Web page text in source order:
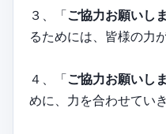
３、「ご協力お願いし
るためには、皆様の力
４、「ご協力お願いし
めに、力を合わせてい